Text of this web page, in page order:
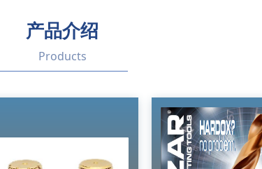
产品介绍
Products